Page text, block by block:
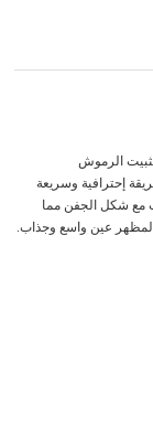
الرموش
إحترافية وسريعة
مع شكل الجفن مما
عين واسع وجذاب.